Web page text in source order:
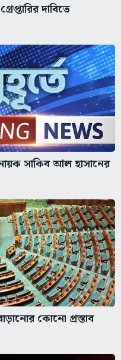
দাবিতে
সাকিব আল হাসানের
কোনো প্রস্তাব